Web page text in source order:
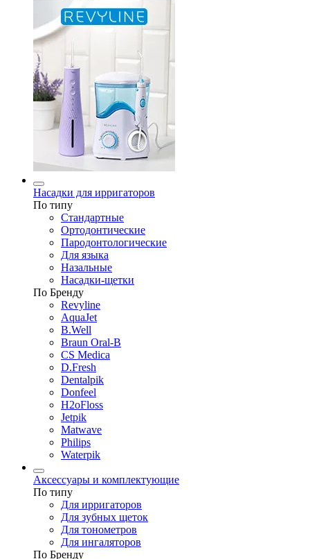
Насадки для ирригаторов
По типу
Стандартные
Ортодонтические
Пародонтологические
Для языка
Назальные
Насадки-щетки
По Бренду
Revyline
AquaJet
B.Well
Braun Oral-B
CS Medica
D.Fresh
Dentalpik
Donfeel
H2oFloss
Jetpik
Matwave
Philips
Waterpik
Аксессуары и комплектующие
По типу
Для ирригаторов
Для зубных щеток
Для тонометров
Для ингаляторов
По Бренду